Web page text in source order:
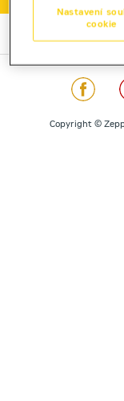
Copyright ©
Nastavení
cookie